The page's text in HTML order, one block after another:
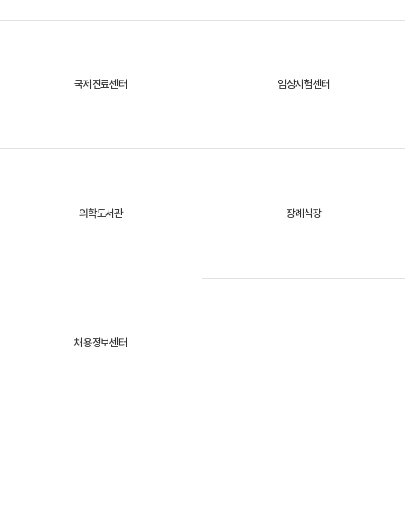
국제진료센터 임상시험센터
의학도서관 장례식장
채용정보센터